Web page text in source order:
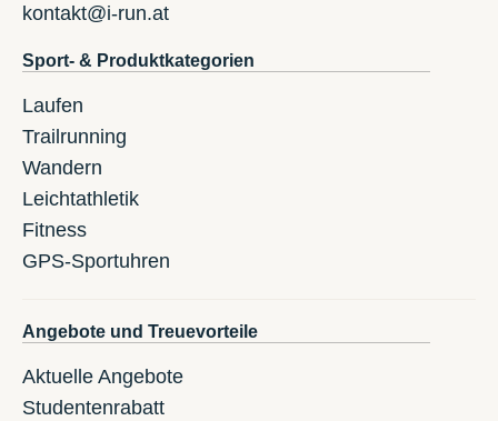
kontakt@i-run.at
Sport- & Produktkategorien
Laufen
Trailrunning
Wandern
Leichtathletik
Fitness
GPS-Sportuhren
Angebote und Treuevorteile
Aktuelle Angebote
Studentenrabatt